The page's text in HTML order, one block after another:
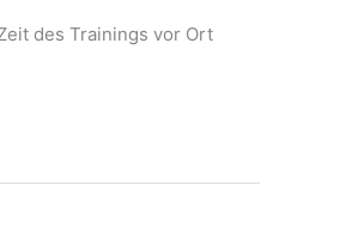
des Trainings vor Ort